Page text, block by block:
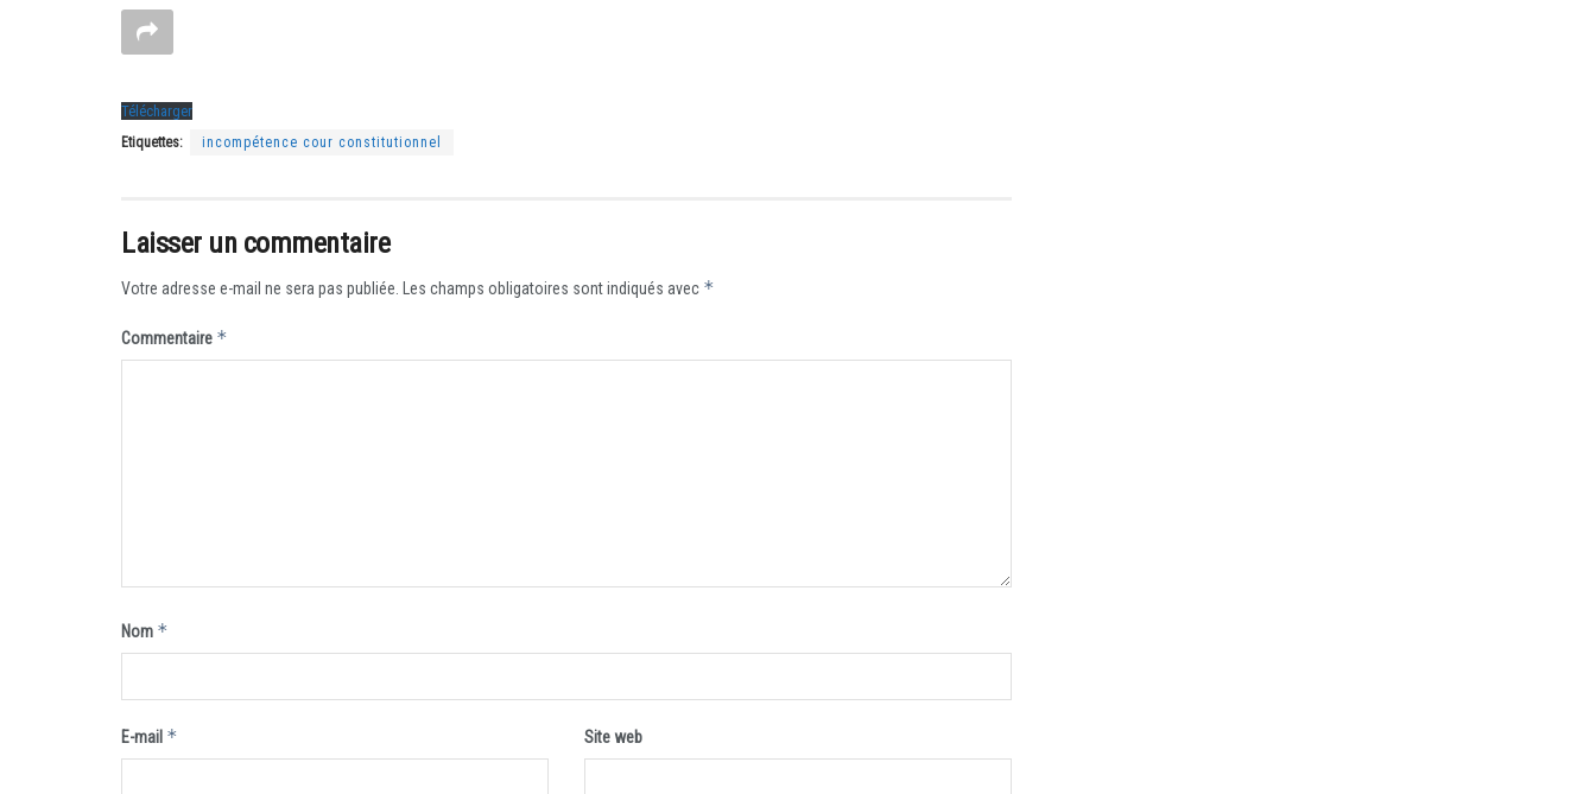
Télécharger
Etiquettes: incompétence cour constitutionnel
Laisser un commentaire
Votre adresse e-mail ne sera pas publiée. Les champs obligatoires sont indiqués avec *
Commentaire *
Nom *
E-mail * Site web